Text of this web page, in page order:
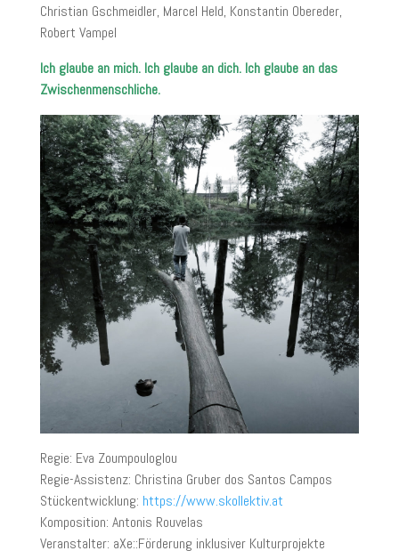
Christian Gschmeidler, Marcel Held, Konstantin Obereder,
Robert Vampel
Ich glaube an mich. Ich glaube an dich. Ich glaube an das
Zwischenmenschliche.
Regie: Eva Zoumpouloglou
Regie-Assistenz: Christina Gruber dos Santos Campos
Stückentwicklung: https://www.skollektiv.at
Komposition: Antonis Rouvelas
Veranstalter: aXe::Förderung inklusiver Kulturprojekte